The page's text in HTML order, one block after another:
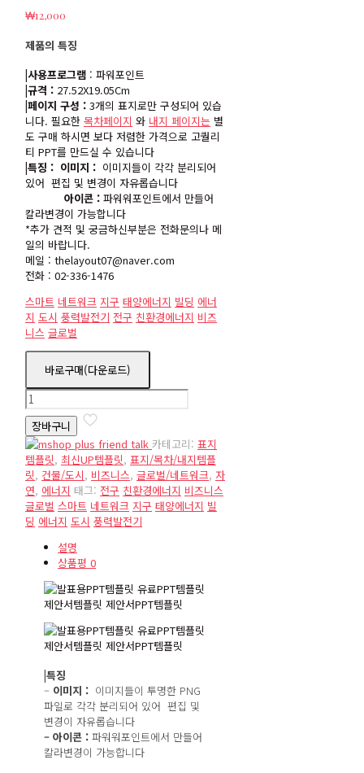
₩12,000
제품의 특징
|사용프로그램 : 파워포인트
|규격 : 27.52X19.05Cm
|페이지 구성 : 3개의 표지로만 구성되어 있습
니다. 필요한 목차페이지 와 내지 페이지는 별
도 구매 하시면 보다 저렴한 가격으로 고퀄리
티 PPT를 만드실 수 있습니다
|특징 : 이미지 : 이미지들이 각각 분리되어
있어 편집 및 변경이 자유롭습니다
아이콘 : 파워워포인트에서 만들어
칼라변경이 가능합니다
*추가 견적 및 궁금하신부분은 전화문의나 메
일의 바랍니다.
메일 : thelayout07@naver.com
전화 : 02-336-1476
스마트 네트워크 지구 태양에너지 빌딩 에너
지 도시 풍력발전기 전구 친환경에너지 비즈
니스 글로벌
바로구매(다운로드)
cover30
수
량장바구니
카테고리: 표지
템플릿, 최신UP템플릿, 표지/목차/내지템플
릿, 건물/도시, 비즈니스, 글로벌/네트워크, 자
연, 에너지 태그: 전구 친환경에너지 비즈니스
글로벌 스마트 네트워크 지구 태양에너지 빌
딩 에너지 도시 풍력발전기
설명
상품평 0
|특징
– 이미지 : 이미지들이 투명한 PNG
파일로 각각 분리되어 있어 편집 및
변경이 자유롭습니다
– 아이콘 : 파워워포인트에서 만들어
칼라변경이 가능합니다